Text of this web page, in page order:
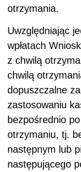
otrzymania.
Uwzględniając
wpłatach
z chwilą
chwilą
dopuszczalne
zastosowaniu
bezpośrednio
otrzymaniu, tj.
następnym lub
następującego